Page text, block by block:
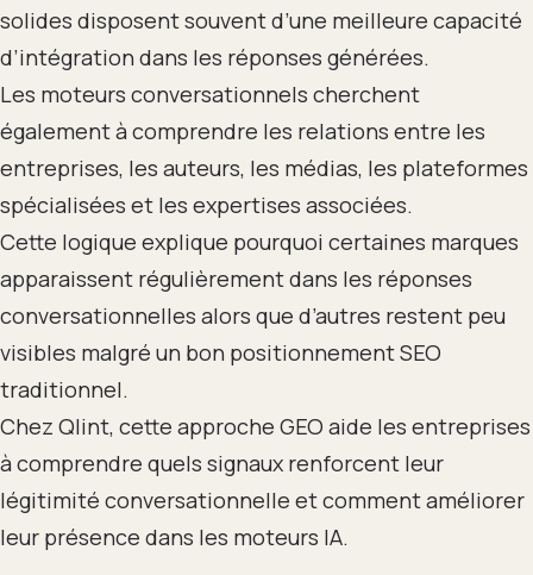
solides disposent souvent d’une meilleure capacité
d’intégration dans les réponses générées.
Les moteurs conversationnels cherchent
également à comprendre les relations entre les
entreprises, les auteurs, les médias, les plateformes
spécialisées et les expertises associées.
Cette logique explique pourquoi certaines marques
apparaissent régulièrement dans les réponses
conversationnelles alors que d’autres restent peu
visibles malgré un bon positionnement SEO
traditionnel.
Chez Qlint, cette approche GEO aide les entreprises
à comprendre quels signaux renforcent leur
légitimité conversationnelle et comment améliorer
leur présence dans les moteurs IA.